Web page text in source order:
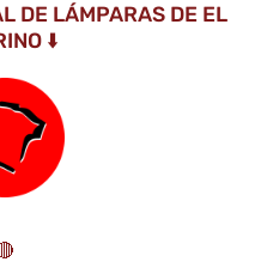
DE LÁMPARAS DE EL
⬇️